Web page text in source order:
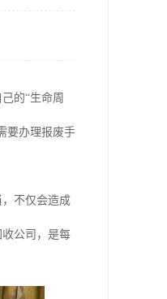
的“生命周
要办理报废手
不仅会造成
公司，是每